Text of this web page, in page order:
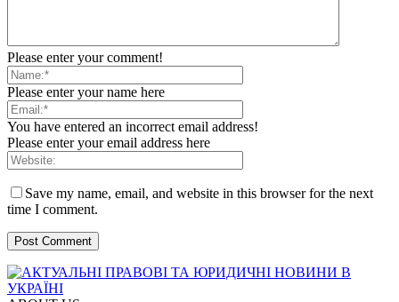
Please enter your comment!
Please enter your name here
You have entered an incorrect email address!
Please enter your email address here
Save my name, email, and website in this browser for the next
time I comment.